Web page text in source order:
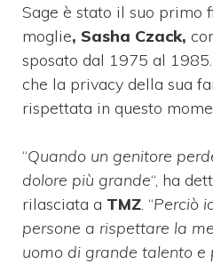
Sage è stato il suo primo
moglie, Sasha Czack,
sposato dal 1975 al
che la privacy della sua
rispettata in questo
“Quando un genitore
dolore più grande“, ha
rilasciata a TMZ. “Perciò
persone a rispettare la
uomo di grande talento e